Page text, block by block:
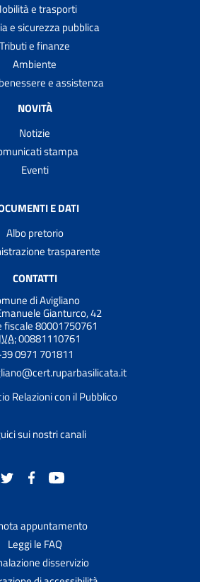
e trasporti
e sicurezza pubblica
Tributi e finanze
Ambiente
e assistenza
NOVITÀ
Notizie
stampa
Eventi
E DATI
Albo pretorio
trasparente
CONTATTI
di Avigliano
Gianturco, 42
fiscale 80001750761
00881110761
0971 701811
Relazioni con il Pubblico
sui nostri canali
appuntamento
Leggi le FAQ
disservizio